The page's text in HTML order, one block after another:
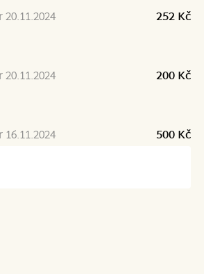
252 Kč
200 Kč
500 Kč